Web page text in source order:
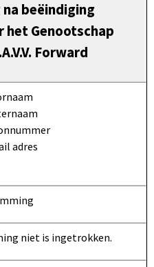
beëindiging
Genootschap
Forward
adres
niet is ingetrokken.